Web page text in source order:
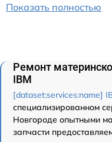
Показать полностью
Ремонт
IBM
[dataset:services:name]
специализированном
Новгороде опытными
запчасти